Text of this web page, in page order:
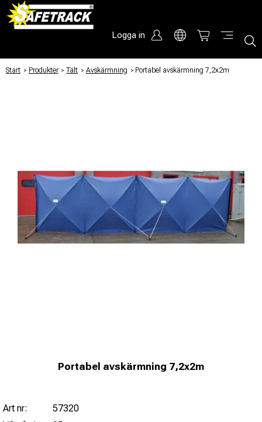
Logga in
Start / Produkter / Tält / Avskärmning / Portabel avskärmning 7,2x2m
Portabel avskärmning 7,2x2m
Art nr:
57320